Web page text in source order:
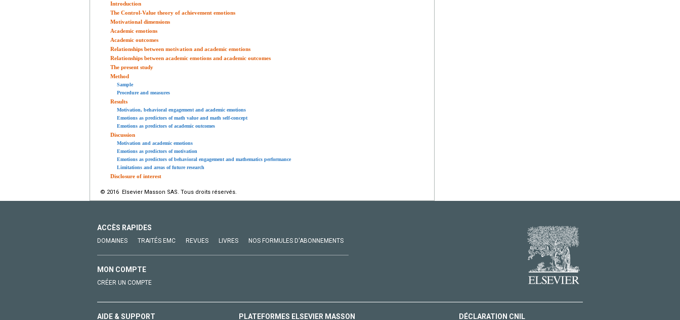
Introduction
The Control-Value theory of achievement emotions
Motivational dimensions
Academic emotions
Academic outcomes
Relationships between motivation and academic emotions
Relationships between academic emotions and academic outcomes
The present study
Method
Sample
Procedure and measures
Results
Motivation, behavioral engagement and academic emotions
Emotions as predictors of math value and math self-concept
Emotions as predictors of academic outcomes
Discussion
Motivation and academic emotions
Emotions as predictors of motivation
Emotions as predictors of behavioral engagement and mathematics performance
Limitations and areas of future research
Disclosure of interest
© 2016 Elsevier Masson SAS. Tous droits réservés.
ACCÈS RAPIDES
DOMAINES TRAITÉS EMC REVUES LIVRES NOS FORMULES D'ABONNEMENTS
MON COMPTE
CRÉER UN COMPTE
AIDE & SUPPORT PLATEFORMES ELSEVIER MASSON DÉCLARATION CNIL